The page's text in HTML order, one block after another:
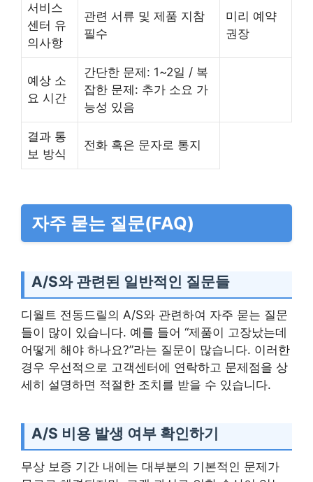
서비스
센터 유
의사항
관련 서류 및 제품 지참
필수
미리 예약
권장
예상 소
요 시간
간단한 문제: 1~2일 / 복
잡한 문제: 추가 소요 가
능성 있음
결과 통
보 방식
전화 혹은 문자로 통지
자주 묻는 질문(FAQ)
A/S와 관련된 일반적인 질문들
디월트 전동드릴의 A/S와 관련하여 자주 묻는 질문
들이 많이 있습니다. 예를 들어 “제품이 고장났는데
어떻게 해야 하나요?”라는 질문이 많습니다. 이러한
경우 우선적으로 고객센터에 연락하고 문제점을 상
세히 설명하면 적절한 조치를 받을 수 있습니다.
A/S 비용 발생 여부 확인하기
무상 보증 기간 내에는 대부분의 기본적인 문제가